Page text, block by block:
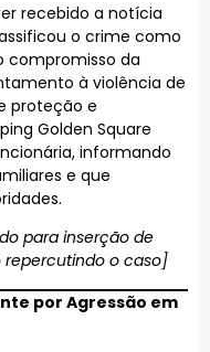
recebido a notícia
o crime como
compromisso da
à violência de
proteção e
Golden Square
informando
e que
para inserção de
repercutindo o caso]
por Agressão em